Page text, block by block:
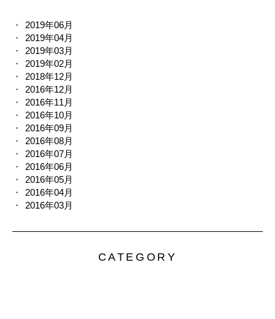
2019年06月
2019年04月
2019年03月
2019年02月
2018年12月
2016年12月
2016年11月
2016年10月
2016年09月
2016年08月
2016年07月
2016年06月
2016年05月
2016年04月
2016年03月
CATEGORY